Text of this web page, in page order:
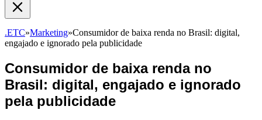
.ETC»Marketing»Consumidor de baixa renda no Brasil: digital,
engajado e ignorado pela publicidade
Consumidor de baixa renda no
Brasil: digital, engajado e ignorado
pela publicidade